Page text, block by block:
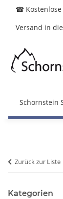
☎ Kostenlose
Versand in
Schornstein
Zurück zur Liste
Kategorien